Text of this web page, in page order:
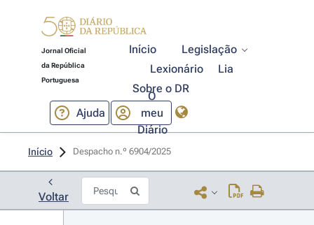
Jornal Oficial
da República
Portuguesa
Início
Legislação
Lexionário
Lia
Sobre o DR
Ajuda
O
meu
Diário
Início Despacho n.º 6904/2025
Voltar